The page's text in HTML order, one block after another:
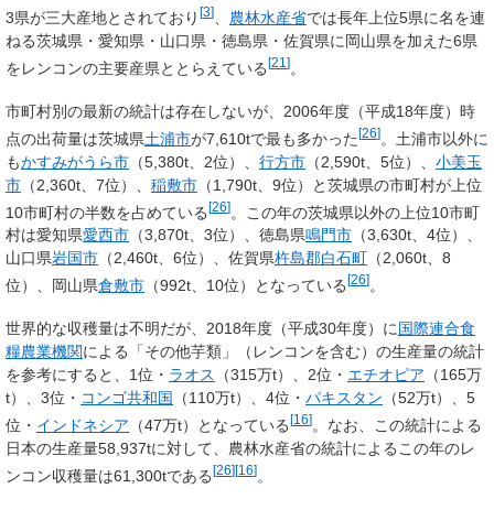
3県が三大産地とされており [3] 農林水産省では長年上位5県に名を連
ねる茨城県・愛知県・山口県・徳島県・佐賀県に岡山県を加えた6県
をレンコンの主要産県ととらえている[21 ]。
市町村別の最新の統計は存在しないが、2006年度（平成18年度）時
点の出荷量は茨城県土浦市が7,610tで最も多かった[26]。土浦市以外に
もかすみがうら市 （5,380t、2位）、 行方市 （2,590t、5位）、 小美玉
市 （2,360t、7位）、 稲敷市 （1,790t、9位）と茨城県の市町村が上位
10市町村の半数を占めている[26]。この年の茨城県以外の上位10市町
村は愛知県愛西市 （3,870t、3位）、徳島県鳴門市 （3,630t、4位）、
山口県岩国市 （2,460t、6位）、佐賀県杵島郡白石町 （2,060t、8
位）、岡山県倉敷市 （992t、10位）となっている [26] 。
世界的な収穫量は不明だが、2018年度（平成30年度）に国際連合食
糧農業機関による「その他芋類」（レンコンを含む）の生産量の統計
を参考にすると、1位・ ラオス （315万t）、2位・ エチオピア （165万
t）、3位・ コンゴ共和国 （110万t）、4位・ パキスタン （52万t）、5
位・ インドネシア （47万t）となっている [16] 。なお、この統計による
日本の生産量58,937tに対して、農林水産省の統計によるこの年のレ
ンコン収穫量は61,300tである [26][16] 。